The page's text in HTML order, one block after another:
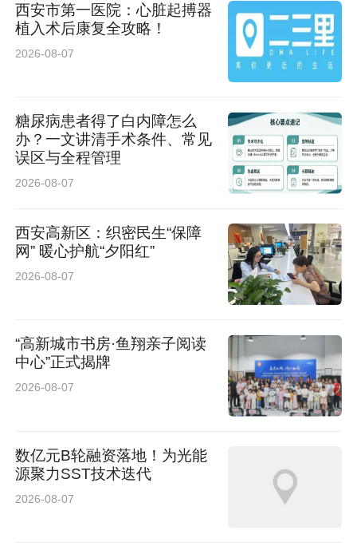
西安市第一医院：心脏起搏器
植入术后康复全攻略！
2026-08-07
糖尿病患者得了白内障怎么
办？一文讲清手术条件、常见
误区与全程管理
2026-08-07
西安高新区：织密民生“保障
网” 暖心护航“夕阳红”
2026-08-07
“高新城市书房·鱼翔亲子阅读
中心”正式揭牌
2026-08-07
数亿元B轮融资落地！为光能
源聚力SST技术迭代
2026-08-07